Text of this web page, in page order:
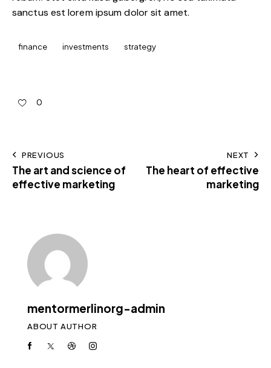
sanctus est lorem ipsum dolor sit amet.
finance investments strategy
0
PREVIOUS
The art and science of
effective marketing
NEXT
The heart of effective
marketing
mentormerlinorg-admin
ABOUT AUTHOR